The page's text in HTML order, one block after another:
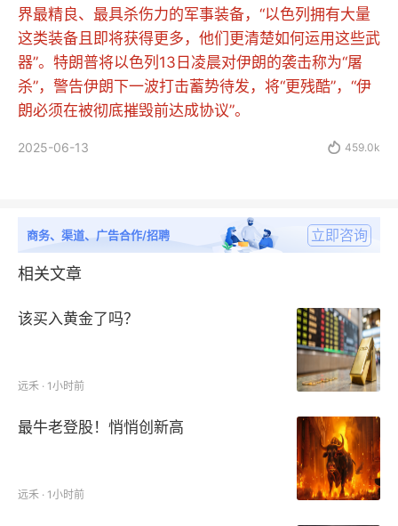
界最精良、最具杀伤力的军事装备，“以色列拥有大量
这类装备且即将获得更多，他们更清楚如何运用这些武
器”。特朗普将以色列13日凌晨对伊朗的袭击称为“屠
杀”，警告伊朗下一波打击蓄势待发，将“更残酷”，“伊
朗必须在被彻底摧毁前达成协议”。
2025-06-13  459.0k
商务、渠道、广告合作/招聘 立即咨询
相关文章
该买入黄金了吗？
远禾 · 1小时前
最牛老登股！悄悄创新高
远禾 · 1小时前